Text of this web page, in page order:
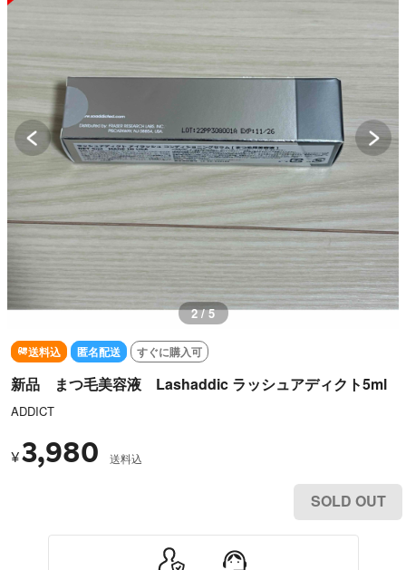
2 / 5
送料込 匿名配送 すぐに購入可
新品 まつ毛美容液 Lashaddic ラッシュアディクト5ml
ADDICT
¥3,980 送料込
SOLD OUT